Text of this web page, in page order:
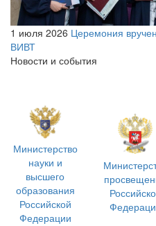
1 июля 2026 Церемония
ВИВТ
Новости и события
Министерство
науки и
высшего
образования
Российской
Федерации